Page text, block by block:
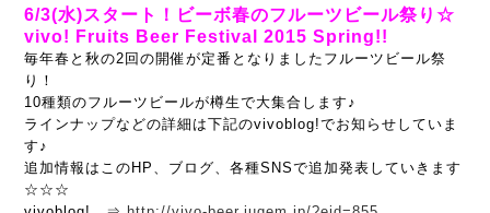
6/3(水)スタート！ビーボ春のフルーツビール祭り☆
vivo! Fruits Beer Festival 2015 Spring!!
毎年春と秋の2回の開催が定番となりましたフルーツビール祭
り！
10種類のフルーツビールが樽生で大集合します♪
ラインナップなどの詳細は下記のvivoblog!でお知らせしていま
す♪
追加情報はこのHP、ブログ、各種SNSで追加発表していきます
☆☆☆